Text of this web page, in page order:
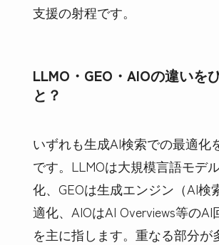
支援の射程です。
LLMO・GEO・AIOの違いを
と？
いずれも生成AI検索での最適化
です。LLMOは大規模言語モデ
化、GEOは生成エンジン（AI検
適化、AIOはAI Overviews等の
を主に指します。重なる部分が